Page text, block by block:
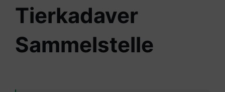
Tierkadaver
Sammelstelle